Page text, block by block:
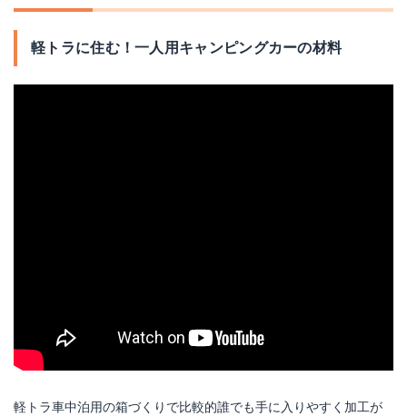
軽トラに住む！一人用キャンピングカーの材料
軽トラ車中泊用の箱づくりで比較的誰でも手に入りやすく加工が